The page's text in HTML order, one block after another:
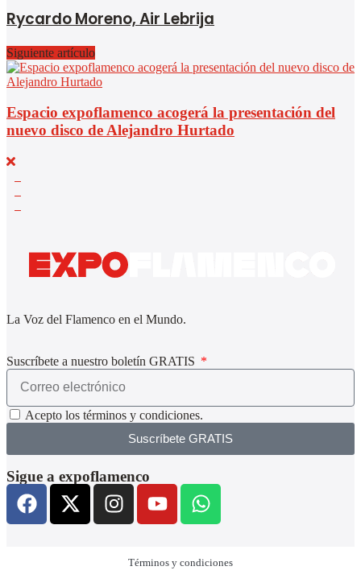
Rycardo Moreno, Air Lebrija
Siguiente artículo
Espacio expoflamenco acogerá la presentación del
nuevo disco de Alejandro Hurtado
La Voz del Flamenco en el Mundo.
Suscríbete a nuestro boletín GRATIS
Acepto los términos y condiciones.
Suscríbete GRATIS
Sigue a expoflamenco
Términos y condiciones